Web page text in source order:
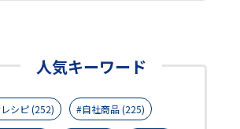
人気キーワード
レシピ (252) 自社商品 (225)